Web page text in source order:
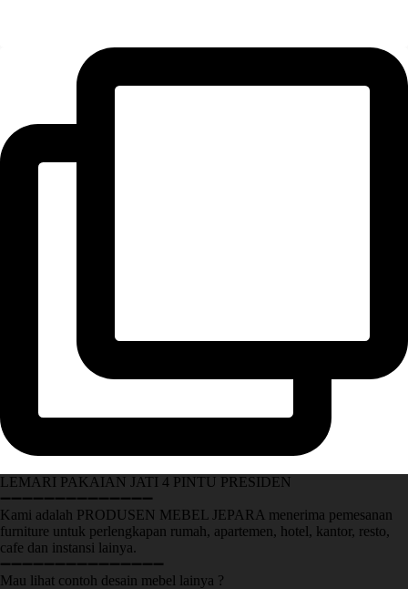
LEMARI PAKAIAN JATI 4 PINTU PRESIDEN
➖➖➖➖➖➖➖➖➖➖➖➖➖➖
Kami adalah PRODUSEN MEBEL JEPARA menerima pemesanan
furniture untuk perlengkapan rumah, apartemen, hotel, kantor, resto,
cafe dan instansi lainya.
➖➖➖➖➖➖➖➖➖➖➖➖➖➖➖
Mau lihat contoh desain mebel lainya ?